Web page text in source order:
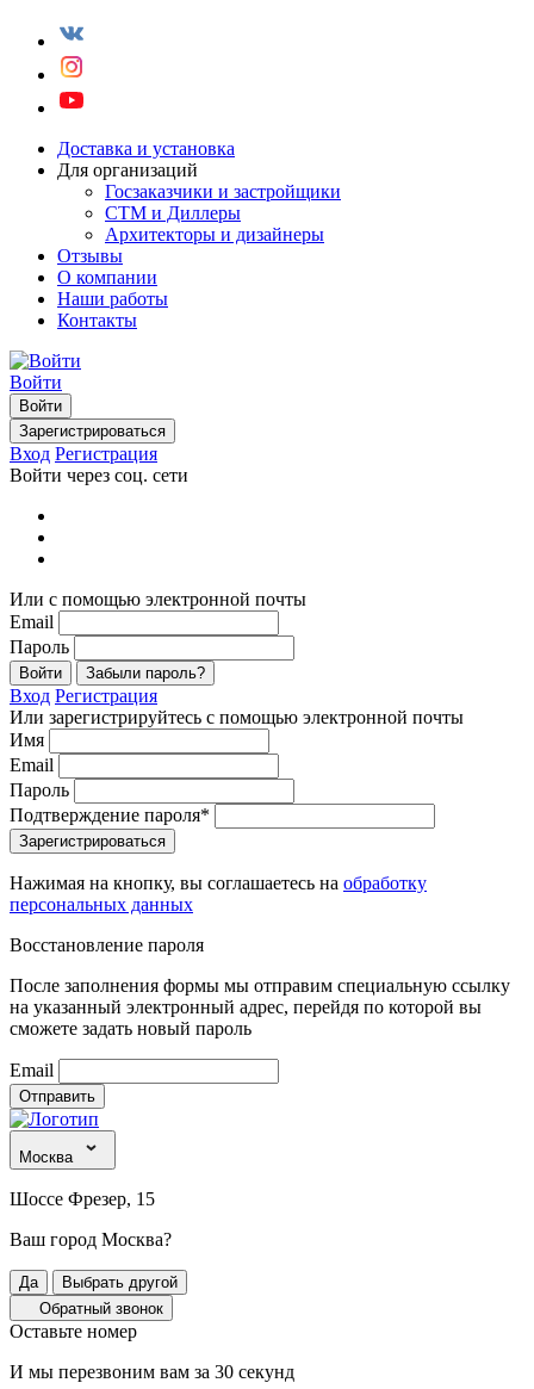
Доставка и установка
Для организаций
Госзаказчики и застройщики
СТМ и Диллеры
Архитекторы и дизайнеры
Отзывы
О компании
Наши работы
Контакты
Войти
Войти
Зарегистрироваться
Вход Регистрация
Войти через соц. сети
Или с помощью электронной почты
Email
Пароль
Войти Забыли пароль?
Вход Регистрация
Или зарегистрируйтесь с помощью электронной почты
Имя
Email
Пароль
Подтверждение пароля*
Зарегистрироваться
Нажимая на кнопку, вы соглашаетесь на обработку
персональных данных
Восстановление пароля
После заполнения формы мы отправим специальную ссылку
на указанный электронный адрес, перейдя по которой вы
сможете задать новый пароль
Email
Отправить
Москва
Шоссе Фрезер, 15
Ваш город Москва?
Да
Выбрать другой
Обратный звонок
Оставьте номер
И мы перезвоним вам за 30 секунд